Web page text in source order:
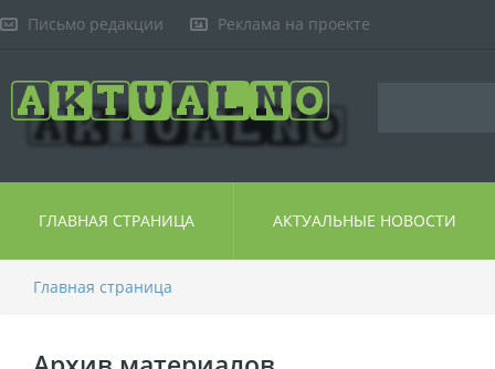
Письмо редакции Реклама на проекте
ГЛАВНАЯ СТРАНИЦА АКТУАЛЬНЫЕ НОВОСТИ
Главная страница